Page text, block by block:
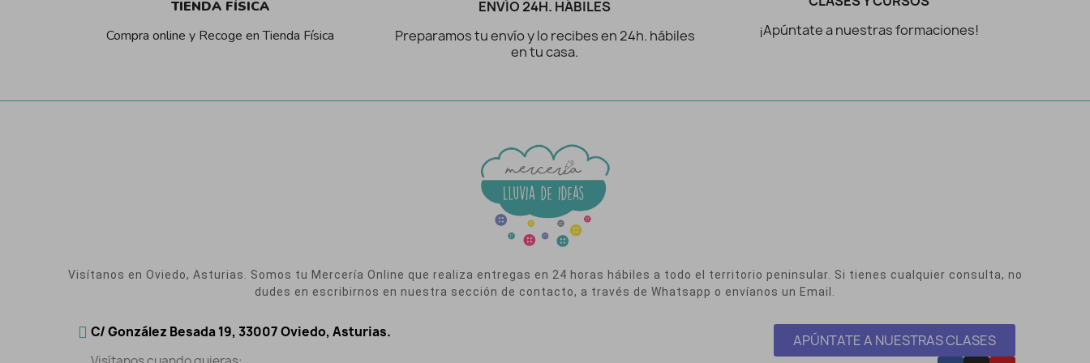
TIENDA FÍSICA
Compra online y Recoge en Tienda Física
ENVÍO 24H. HÁBILES
Preparamos tu envío y lo recibes en 24h. hábiles
en tu casa.
¡Apúntate a nuestras formaciones!
Visítanos en Oviedo, Asturias. Somos tu Mercería Online que realiza entregas en 24 horas hábiles a todo el territorio peninsular. Si tienes cualquier consulta, no
dudes en escribirnos en nuestra sección de contacto, a través de Whatsapp o envíanos un Email.
C/ González Besada 19, 33007 Oviedo, Asturias.
APÚNTATE A NUESTRAS CLASES